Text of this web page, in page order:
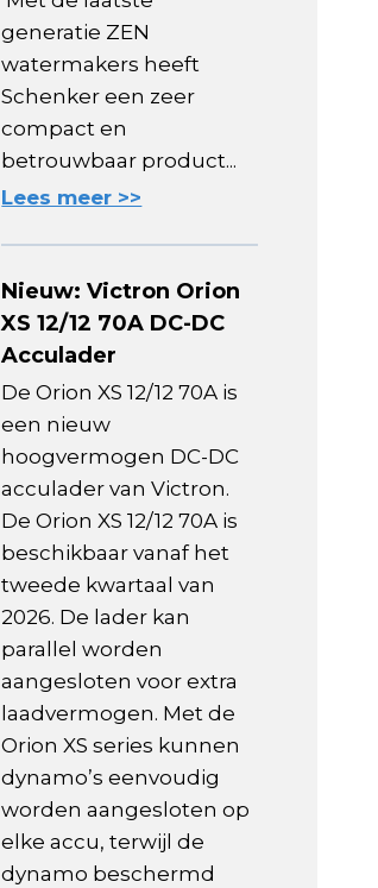
generatie ZEN
watermakers heeft
Schenker een zeer
compact en
betrouwbaar product...
Lees meer >>
Nieuw: Victron Orion
XS 12/12 70A DC-DC
Acculader
De Orion XS 12/12 70A is
een nieuw
hoogvermogen DC-DC
acculader van Victron.
De Orion XS 12/12 70A is
beschikbaar vanaf het
tweede kwartaal van
2026. De lader kan
parallel worden
aangesloten voor extra
laadvermogen. Met de
Orion XS series kunnen
dynamo’s eenvoudig
worden aangesloten op
elke accu, terwijl de
dynamo beschermd